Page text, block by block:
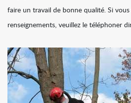
faire un travail de bonne qualité. Si
renseignements, veuillez le téléphoner